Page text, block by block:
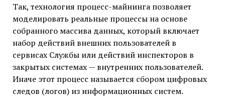
Так, технология процесс-майнинга позволяет
моделировать реальные процессы на основе
собранного массива данных, который включает
набор действий внешних пользователей в
сервисах Службы или действий инспекторов в
закрытых системах — внутренних пользователей.
Иначе этот процесс называется сбором цифровых
следов (логов) из информационных систем.